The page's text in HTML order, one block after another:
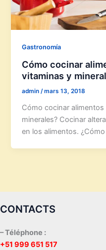
Gastronomía
Cómo cocinar
vitaminas y
admin /mars 13, 2018
Cómo cocinar
minerales? Cocinar
en los alimentos.
CONTACTS
– Téléphone :
+51 999 651 517